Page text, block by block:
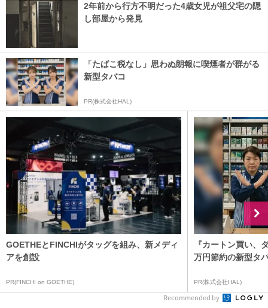
2年前から行方不明だった4歳女児が祖父宅の隠
し部屋から発見
「たばこ税なし」思わぬ朗報に喫煙者が群がる
新型タバコ
PR(株式会社HAL)
GOETHEとFINCHIがタッグを組み、新メディ
アを創設
PR(FINCHI on GOETHE)
『カートン買い、
万円節約の新型タ
PR(株式会社HAL)
Recommended by